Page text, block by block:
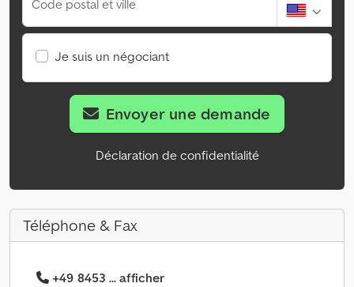
Code postal et ville
Je suis un négociant
Envoyer une demande
Déclaration de confidentialité
Téléphone & Fax
+49 8453 ... afficher